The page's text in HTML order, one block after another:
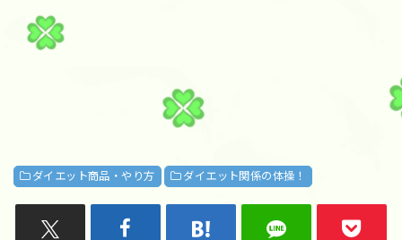
ダイエット商品・やり方 ダイエット関係の体操！